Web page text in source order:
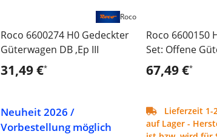
Roco 6600274 H0 Gedeckter
Güterwagen DB ,Ep III
31,49 €*
Neuheit 2026 /
Vorbestellung möglich
Roco
Roco 6600150
Set: Offene
67,49 €*
Lieferzeit 1-
auf Lager -